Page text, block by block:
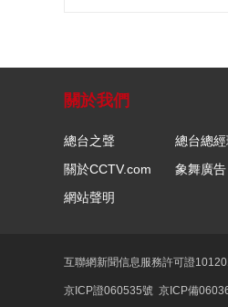
關於我們
總台之聲
總台總
關於CCTV.com
象舞廣告
網站聲明
互聯網新聞信息服務許可證
京ICP證060535號 京ICP備